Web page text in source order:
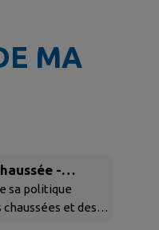
MA
-
pont du
sa politique
et des